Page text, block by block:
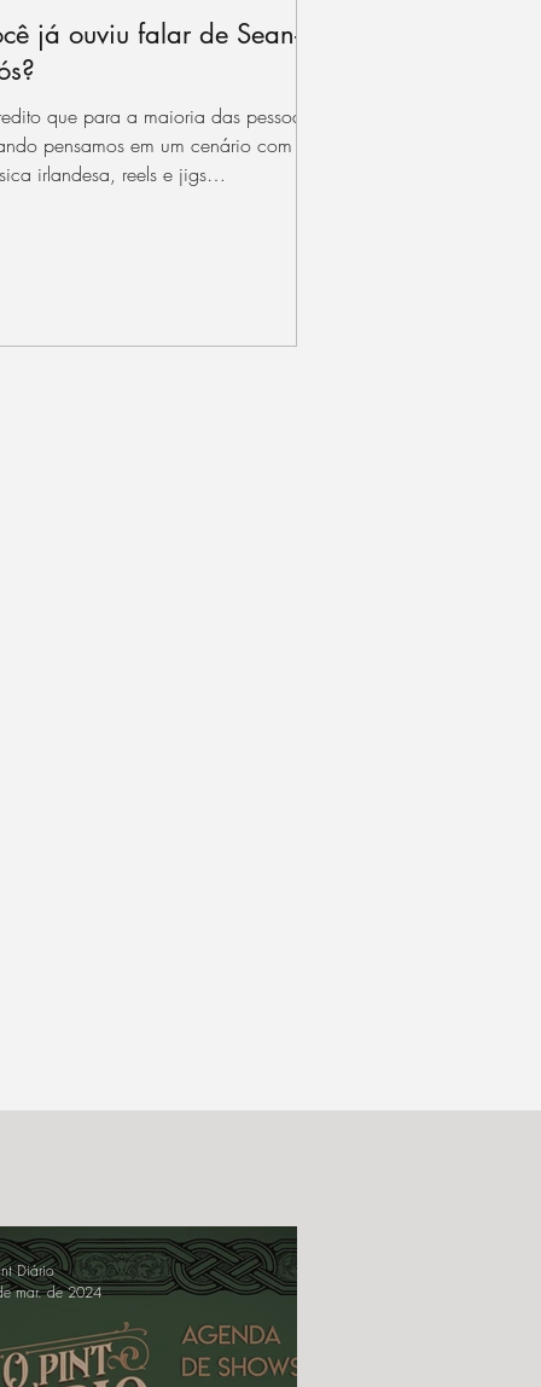
já ouviu falar de Sean-
que para a maioria das pessoas,
pensamos em um cenário com
irlandesa, reels e jigs
Diário
mar. de 2024